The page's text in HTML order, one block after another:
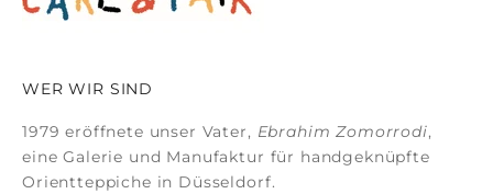
WER WIR SIND
1979 eröffnete unser Vater, Ebrahim Zomorrodi,
eine Galerie und Manufaktur für handgeknüpfte
Orientteppiche in Düsseldorf.